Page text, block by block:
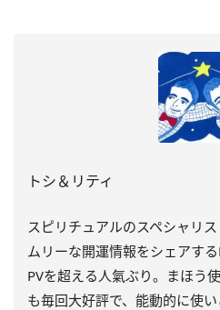
トシ＆リティ
スピリチュアルのスペシャリ
ムリーな開運情報をシェアす
PVを超える人氣ぶり。まほう
も毎回大好評で、能動的に使